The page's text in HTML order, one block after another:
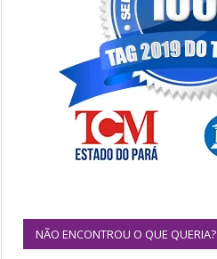
NÃO ENCONTROU O QUE QUERIA?